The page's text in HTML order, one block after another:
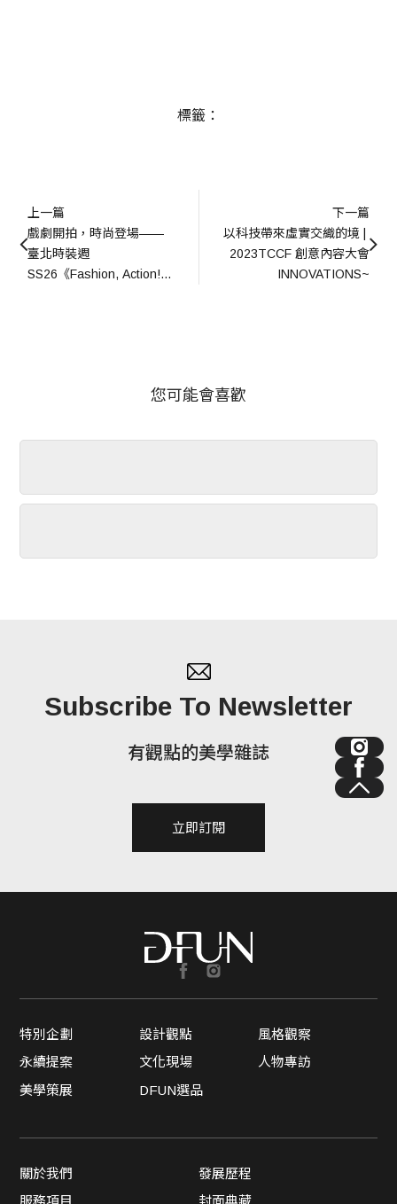
標籤：
上一篇
戲劇開拍，時尚登場——
臺北時裝週
SS26《Fashion, Action!》
下一篇
以科技帶來虛實交織的境 |
2023TCCF 創意內容大會
INNOVATIONS~
您可能會喜歡
Subscribe To Newsletter
有觀點的美學雜誌
立即訂閱
特別企劃 設計觀點
風格觀察
永續提案
文化現場
人物專訪
美學策展
DFUN選品
關於我們
發展歷程
服務項目
封面典藏